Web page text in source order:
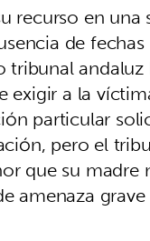
recurso en
de
exigir a la
particular
pero el
que su madre
amenaza